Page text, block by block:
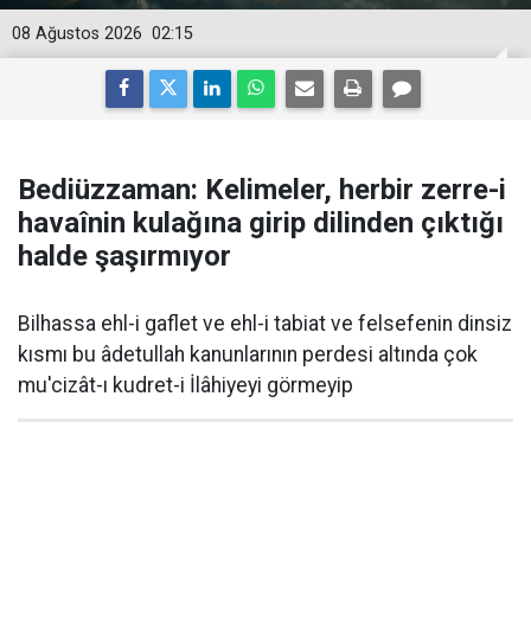
02:15
08 Ağustos 2026
Bediüzzaman: Kelimeler, herbir zerre-i
havaînin kulağına girip dilinden çıktığı
halde şaşırmıyor
Bilhassa ehl-i gaflet ve ehl-i tabiat ve felsefenin dinsiz
kısmı bu âdetullah kanunlarının perdesi altında çok
mu'cizât-ı kudret-i İlâhiyeyi görmeyip